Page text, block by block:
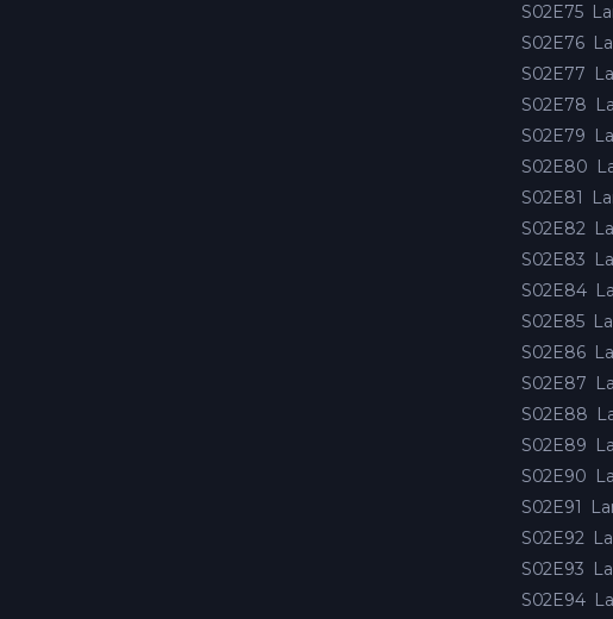
S02E75
S02E76
S02E77
S02E78
S02E79
S02E80
S02E81
S02E82
S02E83
S02E84
S02E85
S02E86
S02E87
S02E88
S02E89
S02E90
S02E91
S02E92
S02E93
S02E94